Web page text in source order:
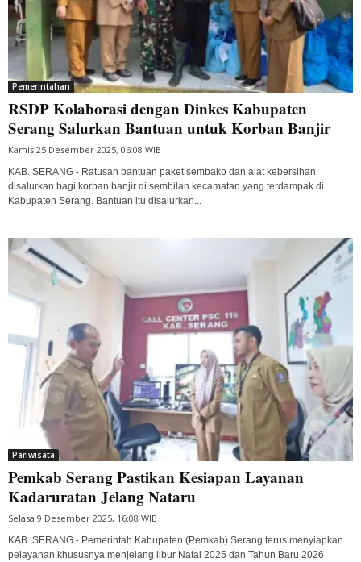
Pemerintahan
RSDP Kolaborasi dengan Dinkes Kabupaten
Serang Salurkan Bantuan untuk Korban Banjir
Kamis 25 Desember 2025, 06:08 WIB
KAB. SERANG - Ratusan bantuan paket sembako dan alat kebersihan
disalurkan bagi korban banjir di sembilan kecamatan yang terdampak di
Kabupaten Serang. Bantuan itu disalurkan...
Pariwisata
Pemkab Serang Pastikan Kesiapan Layanan
Kadaruratan Jelang Nataru
Selasa 9 Desember 2025, 16:08 WIB
KAB. SERANG - Pemerintah Kabupaten (Pemkab) Serang terus menyiapkan
pelayanan khususnya menjelang libur Natal 2025 dan Tahun Baru 2026